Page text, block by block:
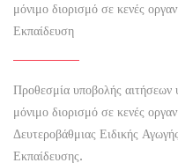
μόνιμο διορισμό σε κενές
Εκπαίδευση
Προθεσμία υποβολής αιτήσεων
μόνιμο διορισμό σε κενές
Δευτεροβάθμιας Ειδικής
Εκπαίδευσης.